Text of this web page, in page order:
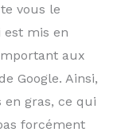
vous le
est mis en
aux
Google. Ainsi,
gras, ce qui
forcément